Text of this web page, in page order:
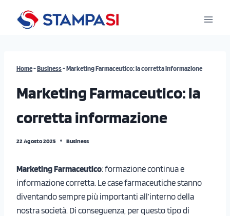
Home-Business-Marketing Farmaceutico: la corretta informazione
Marketing Farmaceutico: la
corretta informazione
22 Agosto 2025 Business
Marketing Farmaceutico: formazione continua e
informazione corretta. Le case farmaceutiche stanno
diventando sempre più importanti all’interno della
nostra società. Di conseguenza, per questo tipo di